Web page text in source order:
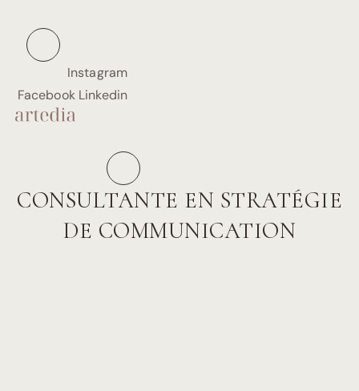
contenu
Instagram
Facebook Linkedin
CONSULTANTE EN STRATÉGIE
DE COMMUNICATION